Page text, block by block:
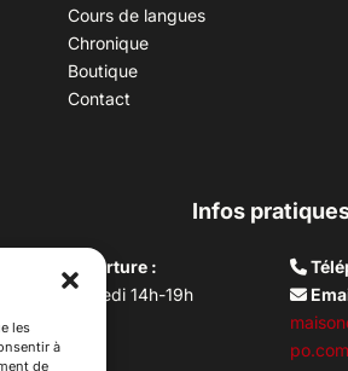
les
à
de
Cours de langues
Chronique
Boutique
Contact
Infos
d’ouverture :
au vendredi 14h-19h
10h –17h
lundi
po.com